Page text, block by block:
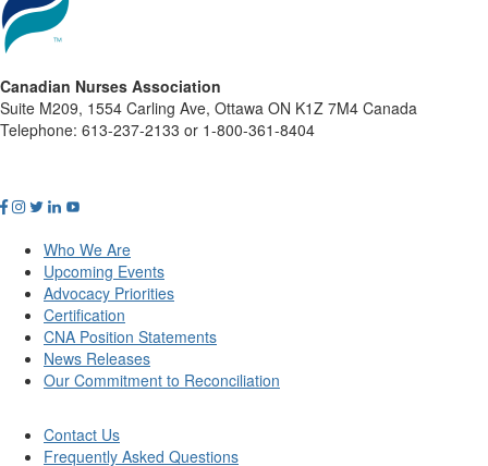
Canadian Nurses Association
Suite M209, 1554 Carling Ave, Ottawa ON K1Z 7M4 Canada
Telephone: 613-237-2133 or 1-800-361-8404
Who We Are
Upcoming Events
Advocacy Priorities
Certification
CNA Position Statements
News Releases
Our Commitment to Reconciliation
Contact Us
Frequently Asked Questions